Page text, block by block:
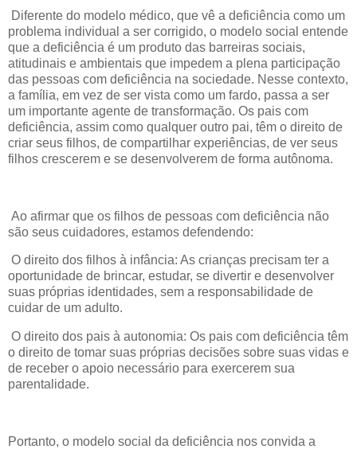
Diferente do modelo médico, que vê a deficiência como um
problema individual a ser corrigido, o modelo social entende
que a deficiência é um produto das barreiras sociais,
atitudinais e ambientais que impedem a plena participação
das pessoas com deficiência na sociedade. Nesse contexto,
a família, em vez de ser vista como um fardo, passa a ser
um importante agente de transformação. Os pais com
deficiência, assim como qualquer outro pai, têm o direito de
criar seus filhos, de compartilhar experiências, de ver seus
filhos crescerem e se desenvolverem de forma autônoma.
Ao afirmar que os filhos de pessoas com deficiência não
são seus cuidadores, estamos defendendo:
O direito dos filhos à infância: As crianças precisam ter a
oportunidade de brincar, estudar, se divertir e desenvolver
suas próprias identidades, sem a responsabilidade de
cuidar de um adulto.
O direito dos pais à autonomia: Os pais com deficiência têm
o direito de tomar suas próprias decisões sobre suas vidas e
de receber o apoio necessário para exercerem sua
parentalidade.
Portanto, o modelo social da deficiência nos convida a